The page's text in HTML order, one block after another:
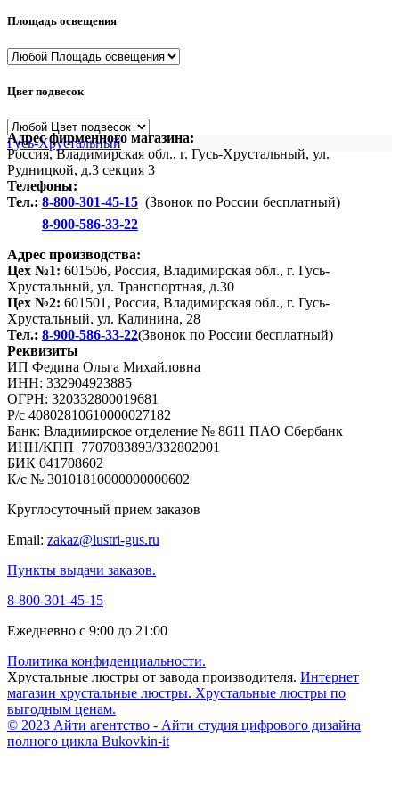
Площадь освещения
Цвет подвесок
Гусь-Хрустальный
Адрес фирменного магазина:
Россия, Владимирская обл., г. Гусь-Хрустальный, ул.
Рудницкой, д.3 секция 3
Телефоны:
Тел.: 8-800-301-45-15 (Звонок по России бесплатный)
8-900-586-33-22
Адрес производства:
Цех №1: 601506, Россия, Владимирская обл., г. Гусь-
Хрустальный, ул. Транспортная, д.30
Цех №2: 601501, Россия, Владимирская обл., г. Гусь-
Хрустальный. ул. Калинина, 28
Тел.: 8-900-586-33-22(Звонок по России бесплатный)
Реквизиты
ИП Федина Ольга Михайловна
ИНН: 332904923885
ОГРН: 320332800019681
Р/с 40802810610000027182
Банк: Владимирское отделение № 8611 ПАО Сбербанк
ИНН/КПП 7707083893/332802001
БИК 041708602
К/с № 30101810000000000602
Круглосуточный прием заказов
Email: zakaz@lustri-gus.ru
Пункты выдачи заказов.
8-800-301-45-15
Ежедневно с 9:00 до 21:00
Политика конфиденциальности.
Хрустальные люстры от завода производителя. Интернет
магазин хрустальные люстры. Хрустальные люстры по
выгодным ценам.
© 2023 Айти агентство - Айти студия цифрового дизайна
полного цикла Bukovkin-it